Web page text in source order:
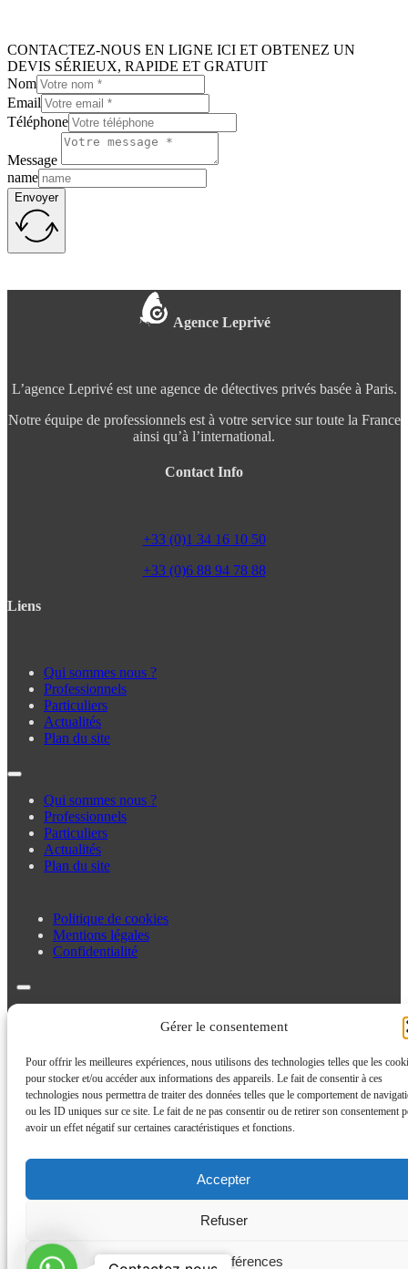
Gérer le consentement
Pour offrir les meilleures expériences, nous utilisons des technologies telles que les
pour stocker et/ou accéder aux informations des appareils. Le fait de consentir à ces
technologies nous permettra de traiter des données telles que le comportement de
ou les ID uniques sur ce site. Le fait de ne pas consentir ou de retirer son consentement
avoir un effet négatif sur certaines caractéristiques et fonctions.
Accepter
Refuser
Voir les préférences
CONTACTEZ-NOUS EN LIGNE ICI ET OBTENEZ UN
DEVIS SÉRIEUX, RAPIDE ET GRATUIT
Nom
Email
Téléphone
Message
name
Envoyer
Agence Leprivé
L’agence Leprivé est une agence de détectives privés basée à Paris.
Notre équipe de professionnels est à votre service sur toute la France
ainsi qu’à l’international.
Contact Info
+33 (0)1 34 16 10 50
+33 (0)6 88 94 78 88
Liens
Qui sommes nous ?
Professionnels
Particuliers
Actualités
Plan du site
Qui sommes nous ?
Professionnels
Particuliers
Actualités
Plan du site
Politique de cookies
Mentions légales
Confidentialité
Contactez